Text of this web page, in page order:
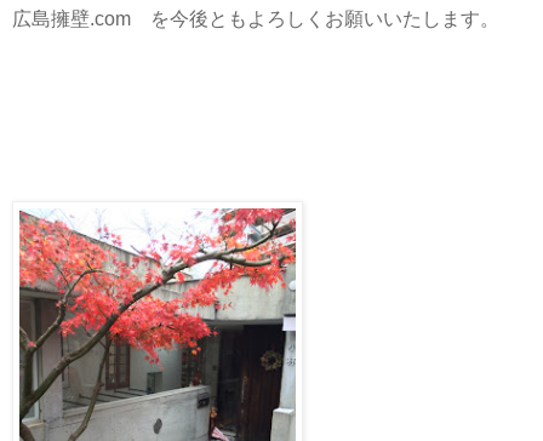
広島擁壁.com を今後ともよろしくお願いいたします。